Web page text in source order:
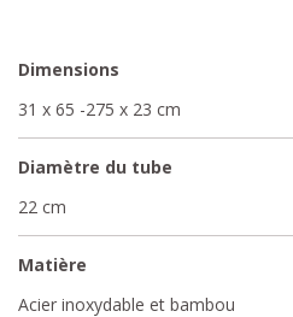
Dimensions
31 x 65 -275 x 23 cm
Diamètre du tube
22 cm
Matière
Acier inoxydable et bambou